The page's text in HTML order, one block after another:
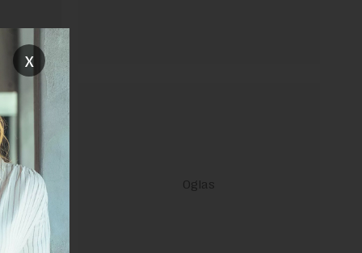
Uslovi
x